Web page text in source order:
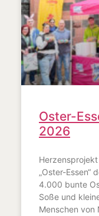
Oster-
2026
„Oster-Essen“
4.000 bunte
Soße und
Menschen von